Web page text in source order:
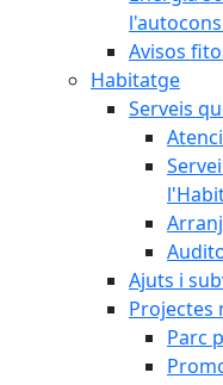
Avisos
Habitatge
Serveis
Ajuts i
Projectes
Parc